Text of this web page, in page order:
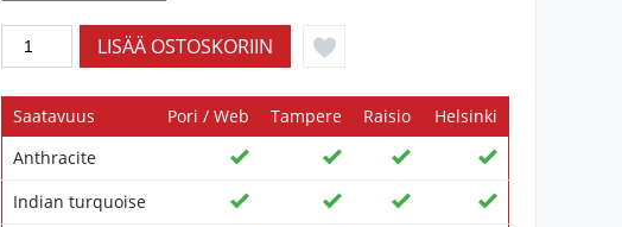
Saatavuus Pori / Web Tampere Raisio
Helsinki
Anthracite
Indian turquoise